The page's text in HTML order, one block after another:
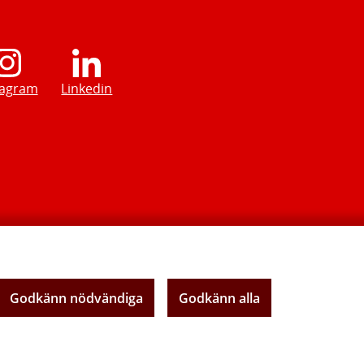
Godkänn nödvändiga Godkänn alla
Linkedin